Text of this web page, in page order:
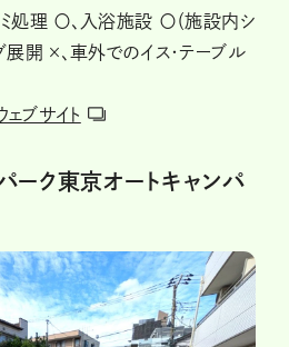
処理 〇、入浴施設 〇（施設内シ
展開 ×、車外でのイス・テーブル
ブサイト
パーク東京オートキャンパ